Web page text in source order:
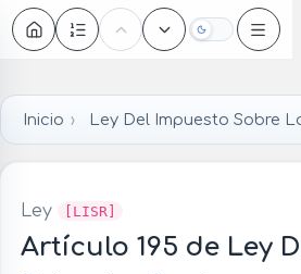
Oscuro
Inicio Ley Del Impuesto Sobre
Ley [LISR]
Artículo 195 de Ley